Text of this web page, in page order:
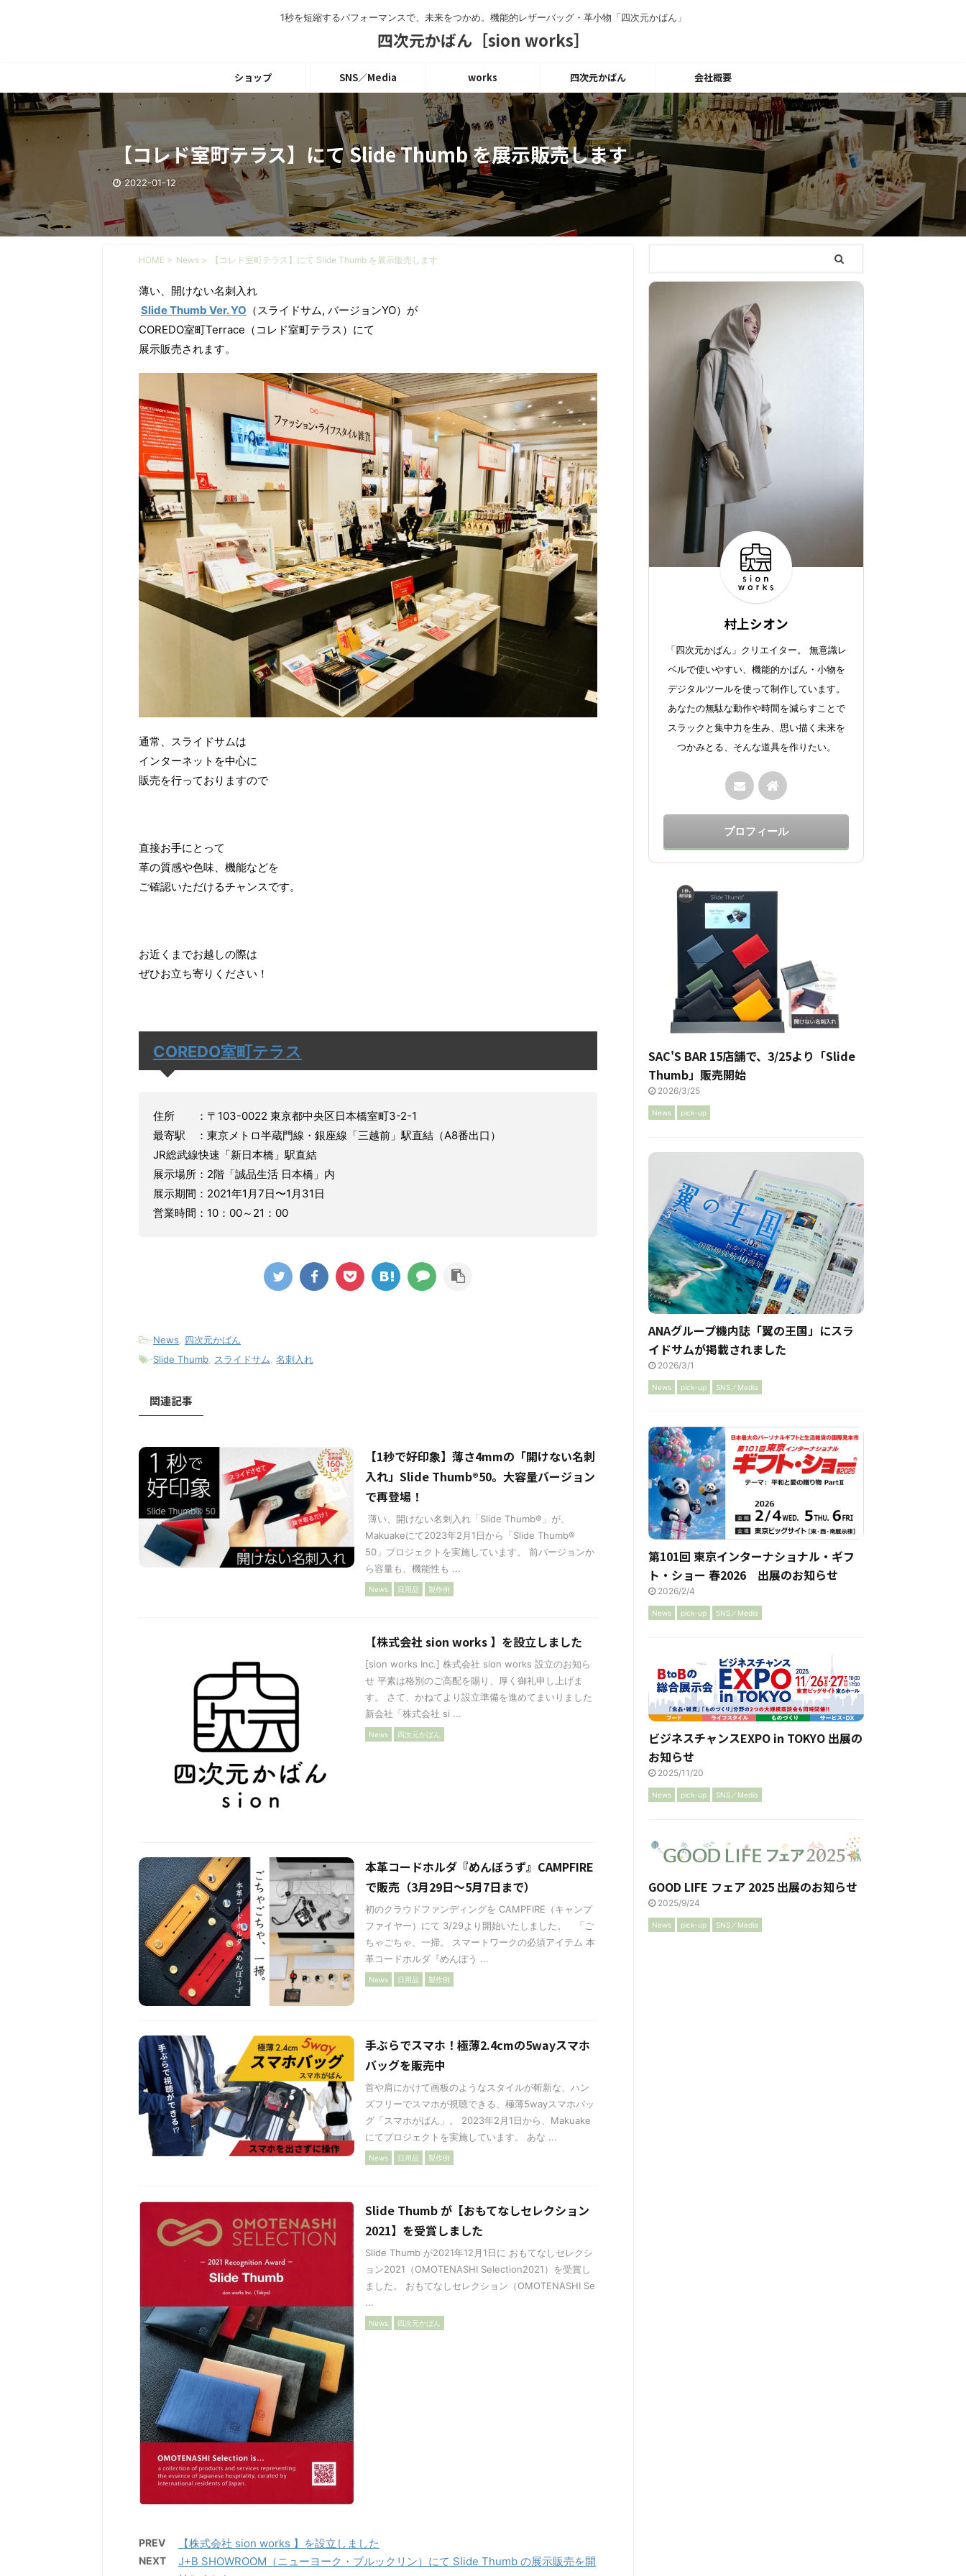
1秒を短縮するパフォーマンスで、未来をつかめ。機能的レザーバッグ・革小物「四次元かばん」
四次元かばん［sion works］
ショップ SNS／Media works 四次元かばん 会社概要
【コレド室町テラス】にて Slide Thumb を展示販売します
2022-01-12
HOME > News > 【コレド室町テラス】にて Slide Thumb を展示販売します
薄い、開けない名刺入れ
Slide Thumb Ver. YO （スライドサム, バージョンYO）が
COREDO室町Terrace（コレド室町テラス）にて
展示販売されます。
通常、スライドサムは
インターネットを中心に
販売を行っておりますので
直接お手にとって
革の質感や色味、機能などを
ご確認いただけるチャンスです。
お近くまでお越しの際は
ぜひお立ち寄りください！
COREDO室町テラス
住所 ：〒103-0022 東京都中央区日本橋室町3-2-1
最寄駅 ：東京メトロ半蔵門線・銀座線「三越前」駅直結（A8番出口）
JR総武線快速「新日本橋」駅直結
展示場所：2階「誠品生活 日本橋」内
展示期間：2021年1月7日〜1月31日
営業時間：10：00～21：00
-News
四次元かばん
-Slide Thumb スライドサム 名刺入れ
関連記事
【1秒で好印象】薄さ4mmの「開けない名刺
入れ」Slide Thumb®︎50。大容量バージョン
で再登場！
薄い、開けない名刺入れ「Slide Thumb®︎」が、
Makuakeにて2023年2月1日から「Slide Thumb®︎
50」プロジェクトを実施しています。 前バージョンか
ら容量も、機能性も ...
News 日用品 製作例
【株式会社 sion works 】を設立しました
[sion works Inc.] 株式会社 sion works 設立のお知ら
せ 平素は格別のご高配を賜り、厚く御礼申し上げま
す。 さて、かねてより設立準備を進めてまいりました
新会社「株式会社 si ...
News 四次元かばん
本革コードホルダ『めんぼうず』CAMPFIRE
で販売（3月29日〜5月7日まで）
初のクラウドファンディングを CAMPFIRE（キャンプ
ファイヤー）にて 3/29より開始いたしました。 「ご
ちゃごちゃ、一掃。 スマートワークの必須アイテム 本
革コードホルダ『めんぼう ...
News 日用品 製作例
手ぶらでスマホ！極薄2.4cmの5wayスマホ
バッグを販売中
首や肩にかけて画板のようなスタイルが斬新な、ハン
ズフリーでスマホが視聴できる、極薄5wayスマホバッ
グ「スマホがばん」。 2023年2月1日から、Makuake
にてプロジェクトを実施しています。 あな ...
News 日用品 製作例
Slide Thumb が【おもてなしセレクション
2021】を受賞しました
Slide Thumb が2021年12月1日に おもてなしセレクシ
ョン2021（OMOTENASHI Selection2021）を受賞し
ました。 おもてなしセレクション（OMOTENASHI Se
...
News 四次元かばん
PREV 【株式会社 sion works 】を設立しました
NEXT
J+B SHOWROOM（ニューヨーク・ブルックリン）にて Slide Thumb の展示販売を開
村上シオン
「四次元かばん」クリエイター。 無意識レ
ベルで使いやすい、機能的かばん・小物を
デジタルツールを使って制作しています。
あなたの無駄な動作や時間を減らすことで
スラックと集中力を生み、思い描く未来を
つかみとる、そんな道具を作りたい。
プロフィール
SAC'S BAR 15店舗で、3/25より「Slide
Thumb」販売開始
2026/3/25
News pick-up
ANAグループ機内誌「翼の王国」にスラ
イドサムが掲載されました
2026/3/1
News pick-up SNS／Media
第101回 東京インターナショナル・ギフ
ト・ショー 春2026 出展のお知らせ
2026/2/4
News pick-up SNS／Media
ビジネスチャンスEXPO in TOKYO 出展の
お知らせ
2025/11/20
News pick-up SNS／Media
GOOD LIFE フェア 2025 出展のお知らせ
2025/9/24
News pick-up SNS／Media